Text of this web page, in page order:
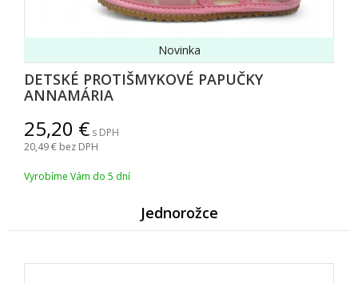
DETSKÉ PROTIŠMYKOVÉ PAPUČKY
ANNAMÁRIA
Novinka
25,20
s DPH
20,49 bez DPH
Vyrobíme Vám do 5 dní
Jednorožce